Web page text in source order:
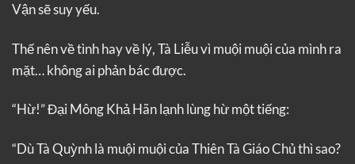
Vận sẽ suy yếu.
Thế nên về tình hay về lý, Tà Liễu vì muội muội của mình ra
mặt… không ai phản bác được.
“Hừ!” Đại Mông Khả Hãn lạnh lùng hừ một tiếng:
“Dù Tà Quỳnh là muội muội của Thiên Tà Giáo Chủ thì sao?